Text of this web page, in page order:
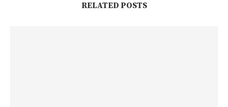
RELATED POSTS